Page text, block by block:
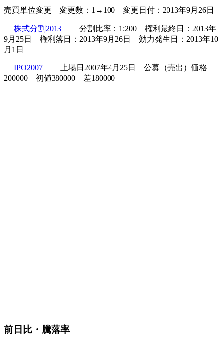
売買単位変更 変更数：1→100 変更日付：2013年9月26日
株式分割2013
分割比率：1:200 権利最終日：2013年
9月25日 権利落日：2013年9月26日 効力発生日：2013年10
月1日
IPO2007
上場日2007年4月25日 公募（売出）価格
200000 初値380000 差180000
前日比・騰落率